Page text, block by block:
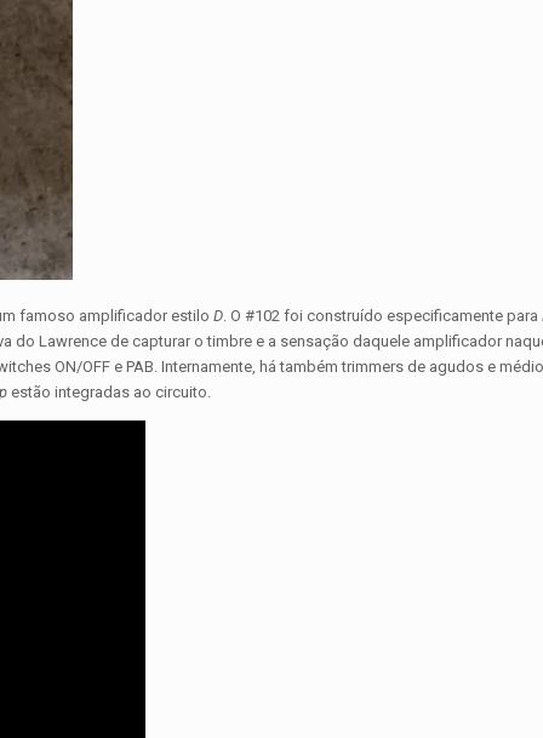
famoso amplificador estilo D. O #102 foi construído especificamente para
do Lawrence de capturar o timbre e a sensação daquele amplificador
ON/OFF e PAB. Internamente, há também trimmers de agudos e
estão integradas ao circuito.